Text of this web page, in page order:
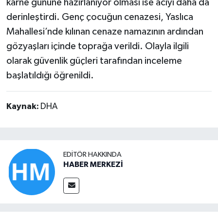
karne gününe hazırlanıyor olması ise acıyı daha da
derinleştirdi. Genç çocuğun cenazesi, Yaslıca
Mahallesi’nde kılınan cenaze namazının ardından
gözyaşları içinde toprağa verildi. Olayla ilgili
olarak güvenlik güçleri tarafından inceleme
başlatıldığı öğrenildi.
Kaynak: DHA
EDITÖR HAKKINDA
HABER MERKEZİ